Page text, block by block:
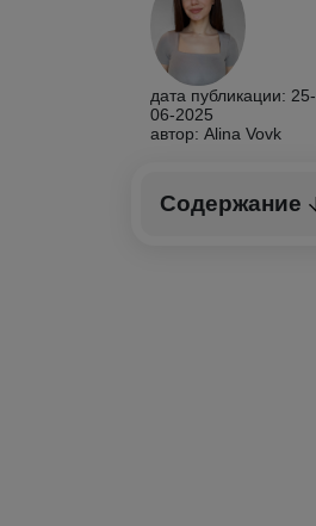
дата публикации: 25-
06-2025
автор: Alina Vovk
Содержание